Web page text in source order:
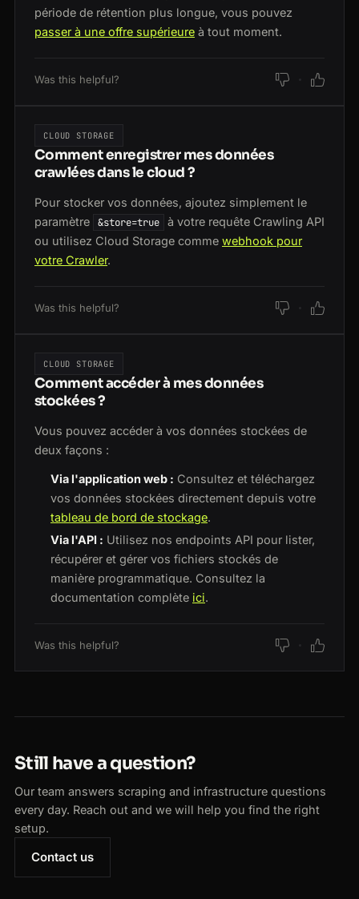
période de rétention plus longue, vous pouvez
passer à une offre supérieure à tout moment.
Was this helpful?
Comment enregistrer mes données
crawlées dans le cloud ?
CLOUD STORAGE
Pour stocker vos données, ajoutez simplement le
paramètre &store=true à votre requête Crawling API
ou utilisez Cloud Storage comme webhook pour
votre Crawler.
Was this helpful?
Comment accéder à mes données
stockées ?
CLOUD STORAGE
Vous pouvez accéder à vos données stockées de
deux façons :
Via l'application web : Consultez et téléchargez
vos données stockées directement depuis votre
tableau de bord de stockage.
Via l'API : Utilisez nos endpoints API pour lister,
récupérer et gérer vos fichiers stockés de
manière programmatique. Consultez la
documentation complète ici.
Was this helpful?
Still have a question?
Our team answers scraping and infrastructure questions
every day. Reach out and we will help you find the right
setup.
Contact us